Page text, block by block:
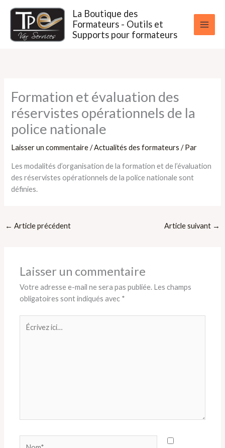
contenu
La Boutique des
Formateurs - Outils et
Supports pour formateurs
Formation et évaluation des
réservistes opérationnels de la
police nationale
Laisser un commentaire /Actualités des formateurs / Par
Les modalités d’organisation de la formation et de l’évaluation
des réservistes opérationnels de la police nationale sont
définies.
← Article précédent Article suivant →
Laisser un commentaire
Votre adresse e-mail ne sera pas publiée. Les champs
obligatoires sont indiqués avec *
ici…